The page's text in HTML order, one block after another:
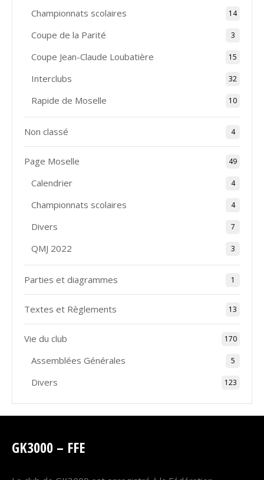
Championnats scolaires 14
Coupe de la Parité 3
Coupe Jean-Claude Loubatière 15
Interclubs 32
Rapide de Moselle 10
Non classé 4
Page Moselle 49
Calendrier 4
Championnats scolaires 4
Divers 7
QMJ 2022 3
Parties et diagrammes 1
Textes et Règlements 13
Vie du club 170
Assemblées Générales 5
Divers 123
GK3000 – FFE